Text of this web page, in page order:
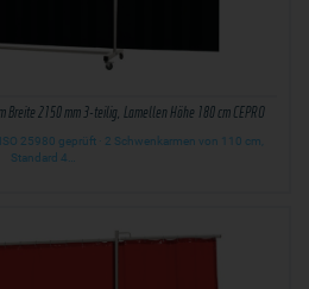
Breite 2150 mm 3-teilig, Lamellen Höhe 180 cm CEPRO
25980 geprüft · 2 Schwenkarmen von 110 cm,
Standard 4…